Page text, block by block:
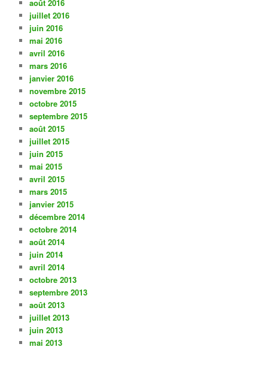
août 2016
juillet 2016
juin 2016
mai 2016
avril 2016
mars 2016
janvier 2016
novembre 2015
octobre 2015
septembre 2015
août 2015
juillet 2015
juin 2015
mai 2015
avril 2015
mars 2015
janvier 2015
décembre 2014
octobre 2014
août 2014
juin 2014
avril 2014
octobre 2013
septembre 2013
août 2013
juillet 2013
juin 2013
mai 2013